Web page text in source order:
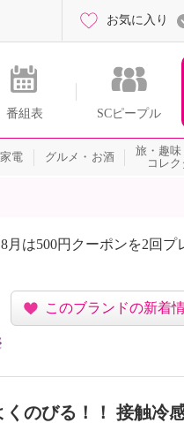
番組表 SCピープル
お気に入り
家電 グルメ・お酒
旅・趣味
コレ
は500円クーポンを2回プ
このブランドの新着
のびる！！ 接触冷